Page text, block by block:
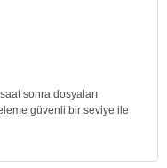
sonra dosyaları
güvenli bir seviye ile